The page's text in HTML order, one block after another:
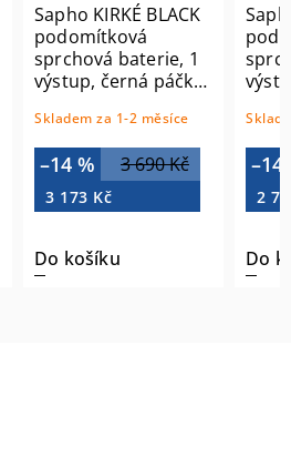
Sapho KIRKÉ BLACK
podomítková
sprchová baterie, 1
výstup, černá páčka,
Skladem za 1-2 měsíce
3 690 Kč
–14 %
3 173 Kč
Do košíku
–14
2
Do